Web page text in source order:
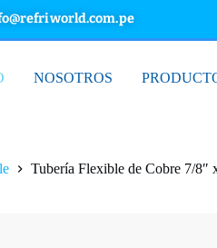
NOSOTROS
Tubería Flexible de Cobre 7/8″